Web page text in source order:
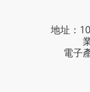
地址：
電子